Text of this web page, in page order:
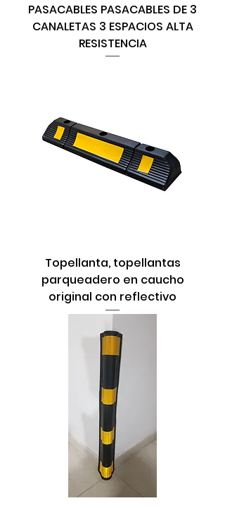
PASACABLES PASACABLES DE 3
CANALETAS 3 ESPACIOS ALTA
RESISTENCIA
Topellanta, topellantas
parqueadero en caucho
original con reflectivo